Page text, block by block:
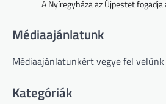
A Nyíregyháza az Újpestet
Médiaajánlatunk
Médiaajánlatunkért vegye fel
Kategóriák